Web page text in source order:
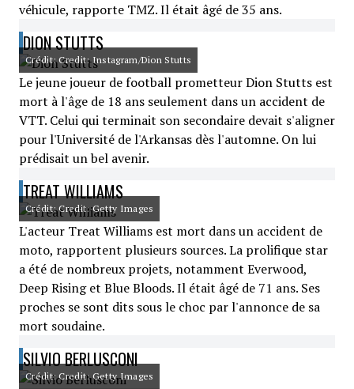
véhicule, rapporte TMZ. Il était âgé de 35 ans.
DION STUTTS
Crédit: Credit: Instagram/Dion Stutts
Le jeune joueur de football prometteur Dion Stutts est
mort à l'âge de 18 ans seulement dans un accident de
VTT. Celui qui terminait son secondaire devait s'aligner
pour l'Université de l'Arkansas dès l'automne. On lui
prédisait un bel avenir.
TREAT WILLIAMS
Crédit: Credit: Getty Images
L'acteur Treat Williams est mort dans un accident de
moto, rapportent plusieurs sources. La prolifique star
a été de nombreux projets, notamment Everwood,
Deep Rising et Blue Bloods. Il était âgé de 71 ans. Ses
proches se sont dits sous le choc par l'annonce de sa
mort soudaine.
SILVIO BERLUSCONI
Crédit: Credit: Getty Images